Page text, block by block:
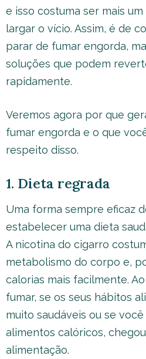
e isso costuma ser mais
largar o vício. Assim, é de
parar de fumar engorda,
soluções que podem
rapidamente.
Veremos agora por que
fumar engorda e o que
respeito disso.
1. Dieta regrada
Uma forma sempre eficaz
estabelecer uma dieta
A nicotina do cigarro
metabolismo do corpo e,
calorias mais facilmente.
fumar, se os seus hábitos
muito saudáveis ou se
alimentos calóricos,
alimentação.